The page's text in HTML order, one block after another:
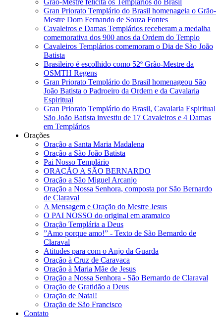
Gran Priorato Templário do Brasil homenageia o Grão-
Mestre Dom Fernando de Souza Fontes
Cavaleiros e Damas Templários receberam a medalha
comemorativa dos 900 anos da Ordem do Templo
Cavaleiros Templários comemoram o Dia de São João
Batista
Brasileiro é escolhido como 52º Grão-Mestre da
OSMTH Regens
Gran Priorato Templário do Brasil homenageou São
João Batista o Padroeiro da Ordem e da Cavalaria
Espiritual
Gran Priorato Templário do Brasil, Cavalaria Espiritual
São João Batista investiu de 17 Cavaleiros e 4 Damas
em Templários
Orações
Oração a Santa Maria Madalena
Oração a São João Batista
Pai Nosso Templário
ORAÇÃO A SÃO BERNARDO
Oração a São Miguel Arcanjo
Oração a Nossa Senhora, composta por São Bernardo
de Claraval
A Mensagem e Oração do Mestre Jesus
O PAI NOSSO do original em aramaico
Oração Templária a Deus
”Amo porque amo!” - Texto de São Bernardo de
Claraval
Atitudes para com o Anjo da Guarda
Oração à Cruz de Caravaca
Oração à Maria Mãe de Jesus
Oração a Nossa Senhora - São Bernardo de Claraval
Oração de Gratidão a Deus
Oração de Natal!
Oração de São Francisco
Contato